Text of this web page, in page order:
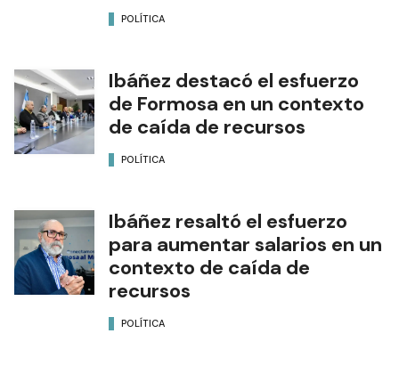
POLÍTICA
Ibáñez destacó el esfuerzo
de Formosa en un contexto
de caída de recursos
POLÍTICA
Ibáñez resaltó el esfuerzo
para aumentar salarios en un
contexto de caída de
recursos
POLÍTICA